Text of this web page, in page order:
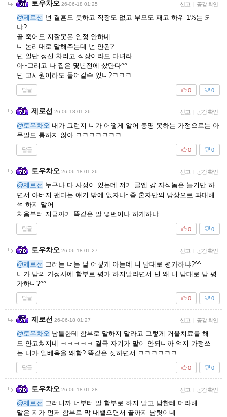
토우차오 26-06-18 01:25 신고 | 공감 확인
@제로선 넌 결혼도 못하고 직장도 없고 부모도 패고 하위 1%는 되
냐?
곧 죽어도 지잘못은 인정 안하네
니 논리대로 말해주는데 넌 안됨?
넌 일단 정신 차리고 직장이라도 다녀라
아~그리고 나 집은 몇년전에 샀단다^^
넌 고시원이라도 들어갈수 있니?ㅋㅋㅋ
답글 0
0
제로선 26-06-18 01:26 신고 | 공감 확인
@토우차오 내가 그런지 니가 어떻게 알어 증명 못하는 가정으로는 아
무말도 통하지 않아 ㅋㅋㅋㅋㅋㅋㅋ
답글 0
0
토우차오 26-06-18 01:26 신고 | 공감 확인
@제로선 누구나 다 사정이 있는데 저기 글엔 걍 자식놈은 놀기만 하
면서 아버지 팬다는 얘기 밖에 없자나~좀 혼자만의 망상으로 과대해
석 하지 말어
처음부터 지금까기 똑같은 말 몇번이나 하게하냐
답글 0
0
토우차오 26-06-18 01:27 신고 | 공감 확인
@제로선 그러는 너는 날 어떻게 아는데 니 맘대로 평가하냐?^^
니가 남의 가정사에 함부로 평가 하지말라면서 넌 왜 니 남대로 남 평
가하니?^^
답글 0
0
제로선 26-06-18 01:27 신고 | 공감 확인
@토우차오 남들한테 함부로 말하지 말라고 그렇게 거울치료를 해
도 안고쳐지네 ㅋㅋㅋㅋㅋ 결국 자기가 말이 안되니까 억지 가정쓰
는 니가 일베욕을 왜함? 똑같은 짓하면서 ㅋㅋㅋㅋㅋㅋ
답글 0
0
토우차오 26-06-18 01:28 신고 | 공감 확인
@제로선 그러니까 너부터 말 함부로 하지 말고 남한테 머라해
말은 지가 먼저 함부로 막 내뱉으면서 끝까지 남탓이네